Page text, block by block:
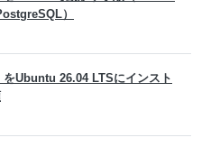
）
Ubuntu 26.04 LTSにインスト